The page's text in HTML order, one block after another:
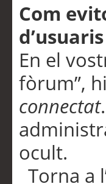
Com
En el
fòrum”,
connectat
ocult.
Torna a